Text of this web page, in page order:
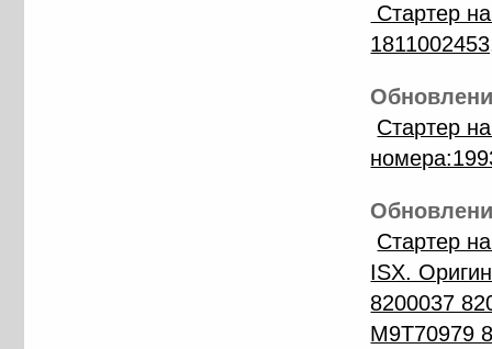
Стартер
Стартер
Cтартер
ISX.
8200037
M9T70979